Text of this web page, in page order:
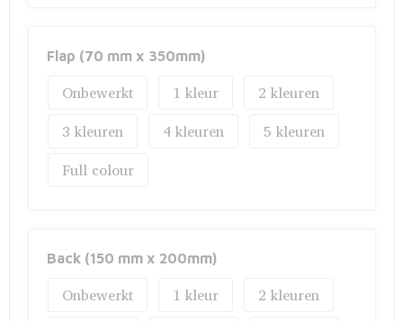
Opvouwbare tassen
Trolleys
Flap (70 mm x 350mm)
Onbewerkt 1
2
3
4
5
Full colour
Back (150 mm x 200mm)
Onbewerkt 1
2